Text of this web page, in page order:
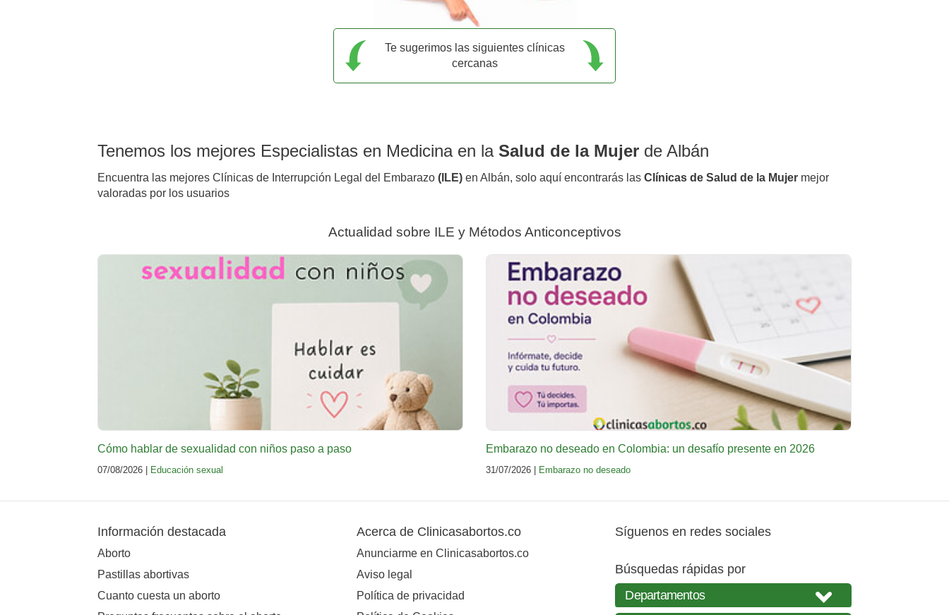
Te sugerimos las siguientes clínicas
cercanas
Tenemos los mejores Especialistas en Medicina en la Salud de la Mujer de Albán
Encuentra las mejores Clínicas de Interrupción Legal del Embarazo (ILE) en Albán, solo aquí encontrarás las Clínicas de Salud de la Mujer mejor
valoradas por los usuarios
Actualidad sobre ILE y Métodos Anticonceptivos
Cómo hablar de sexualidad con niños paso a paso
07/08/2026 | Educación sexual
Embarazo no deseado en Colombia: un desafío presente en 2026
31/07/2026 | Embarazo no deseado
Información destacada
Aborto
Pastillas abortivas
Cuanto cuesta un aborto
Acerca de Clinicasabortos.co
Anunciarme en Clinicasabortos.co
Aviso legal
Política de privacidad
Síguenos en redes sociales
Búsquedas rápidas por